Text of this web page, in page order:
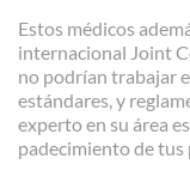
Estos médicos
internacional Joint
no podrían trabajar
estándares, y
experto en su área
padecimiento de tus